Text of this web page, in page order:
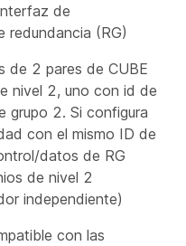
de
(RG)
de 2 pares de CUBE
nivel 2, uno con id de
grupo 2. Si configura
con el mismo ID de
datos de RG
de nivel 2
independiente)
con las